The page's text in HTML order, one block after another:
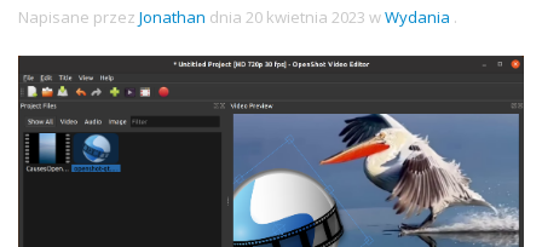
Napisane przez Jonathan dnia 20 kwietnia 2023 wWydania .